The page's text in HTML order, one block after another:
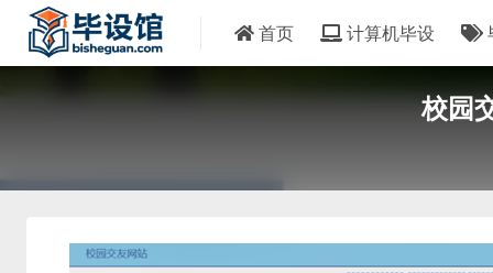
首页 计算机毕设
校园